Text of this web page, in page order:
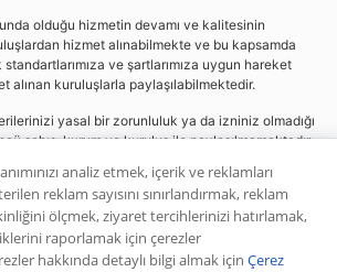
olduğu hizmetin devamı ve kalitesinin
hizmet alınabilmekte ve bu kapsamda
ve şartlarımıza uygun hareket
alınan kuruluşlarla paylaşılabilmektedir.
yasal bir zorunluluk ya da izniniz olmadığı
şahıs, kurum ve kuruluş ile paylaşılmamaktadır.
yorum ve tavsiyeler yatırım danışmanlığı
tavsiyeler genel nitelikte olup, özel olarak sizin mali
tercihlerinize uygun olarak hazırlanmamıştır. Bu
analiz etmek, içerik ve reklamları
reklam sayısını sınırlandırmak, reklam
ölçmek, ziyaret tercihlerinizi hatırlamak,
raporlamak için çerezler
hakkında detaylı bilgi almak için Çerez